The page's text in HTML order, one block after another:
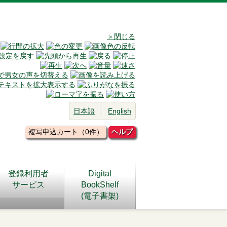
＞閉じる
日本語 English
複写申込カート（0件） ヘルプ
登録利用者
サービス
Digital
BookShelf
(電子書架)